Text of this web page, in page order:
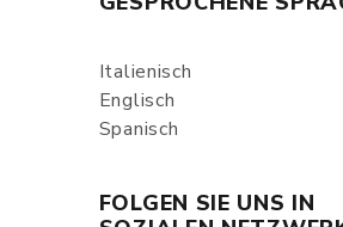
Italienisch
Englisch
Spanisch
FOLGEN SIE UNS IN